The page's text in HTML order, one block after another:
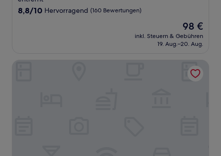
8.8
8,8/10 Hervorragend (160 Bewertungen)
Der
Preis
beträgt
98 €
inkl. Steuern & Gebühren
19. Aug.–20. Aug.
Hampton Inn & Suites New Orleans Canal St. French